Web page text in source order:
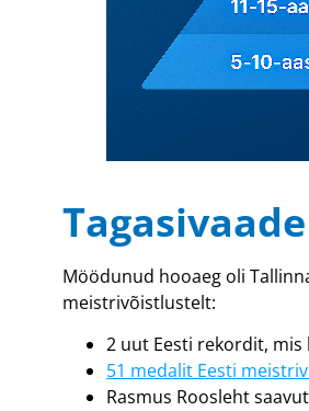
Möödunud hooaeg oli
meistrivõistlustelt:
2 uut Eesti rekordit,
51 medalit Eesti
Rasmus Roosleht